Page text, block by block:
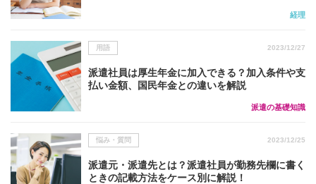
経理
用語 2023/12/27
派遣社員は厚生年金に加入できる？加入条件や支
払い金額、国民年金との違いを解説
派遣の基礎知識
悩み・質問 2023/12/25
派遣元・派遣先とは？派遣社員が勤務先欄に書く
ときの記載方法をケース別に解説！